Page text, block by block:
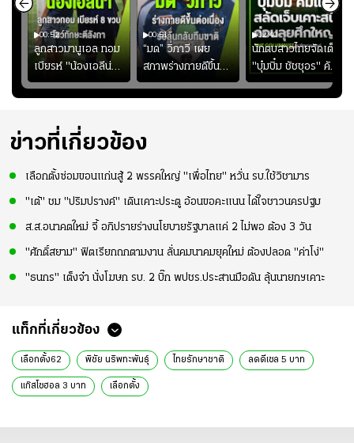
00:52
ลูกสาวมานูเอล ทอม
เบียรห์ "น้องเอลีน่า"
วัย 8 ขวบ โชว์ตี
ลังกาสุดพริ้ว
00:51
“มด” วิภาวี เผย
สภาพร่างกายดีขึ้น
อย่างต่อเนื่อง พร้อม
พยายามลงสนามให้
ความมั่นใจ
02:40
นักตบสาวไทยจัดเต็ม
"บุ๋มบิ๋ม ชัชชุอร" คัม
แบ็ก ศึก" SEA V
CUP 2026" เลก
ข่าวที่เกี่ยวข้อง
เลือกตั้งซ่อมขอนแก่นสู้ 2 พรรคใหญ่ "เพื่อไทย" หวั่น รบ.ใช้วิชามาร
"เต้" ชม "ปริมปรางค์" เดินเคาะประตู อ้อนขอคะแนน ได้ใจชาวนครปฐม
ส.ส.อนาคตใหม่ จี้ อภิปรายร่างนโยบายรัฐบาลแค่ 2 ไม่พอ ต้อง 3 วัน
"ศักดิ์สยาม" ฟิตเรียกถกตามงาน ลั่นคมนาคมยุคใหม่ ต้องปลอด "ค่าโง่"
"ธนกร" เต็งจ๋า นั่งโฆษก รบ. 2 บิ๊ก พปชร.ประสานมือดัน ลุ้นนายกฯเคาะ
แท็กที่เกี่ยวข้อง
เลือกตั้ง62 พิชัย นริพทะพันธุ์ ไทยรักษาชาติ ลดดีเซล 5 บาท
แก๊สโซฮอล 3 บาท เลือกตั้ง